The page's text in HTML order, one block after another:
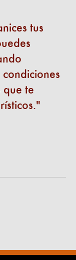
tus
que te